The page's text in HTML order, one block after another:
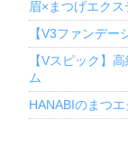
眉×まつげエクス
【V3ファンデ
【Vスピック】
ム
HANABIのまつ